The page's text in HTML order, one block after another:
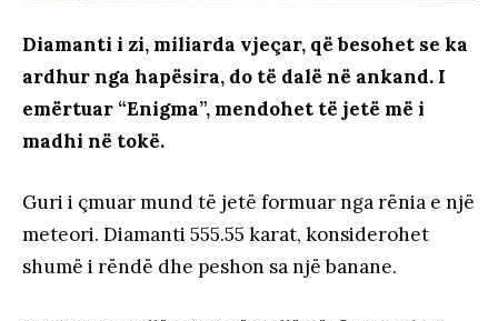
Diamanti i zi, miliarda vjeçar, që besohet se ka
ardhur nga hapësira, do të dalë në ankand. I
emërtuar “Enigma”, mendohet të jetë më i
madhi në tokë.
Guri i çmuar mund të jetë formuar nga rënia e një
meteori. Diamanti 555.55 karat, konsiderohet
shumë i rëndë dhe peshon sa një banane.